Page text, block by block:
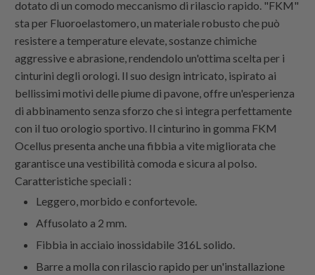
dotato di un comodo meccanismo di rilascio rapido. "FKM"
sta per Fluoroelastomero, un materiale robusto che può
resistere a temperature elevate, sostanze chimiche
aggressive e abrasione, rendendolo un'ottima scelta per i
cinturini degli orologi. Il suo design intricato, ispirato ai
bellissimi motivi delle piume di pavone, offre un'esperienza
di abbinamento senza sforzo che si integra perfettamente
con il tuo orologio sportivo. Il cinturino in gomma FKM
Ocellus presenta anche una fibbia a vite migliorata che
garantisce una vestibilità comoda e sicura al polso.
Caratteristiche speciali :
Leggero, morbido e confortevole.
Affusolato a 2 mm.
Fibbia in acciaio inossidabile 316L solido.
Barre a molla con rilascio rapido per un'installazione